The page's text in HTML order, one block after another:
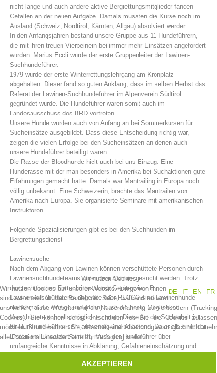
Bergrettungsstellen
nicht lange und auch andere aktive Bergrettungsmitglieder fanden
Gefallen an der neuen Aufgabe. Damals mussten die Kurse noch im
Ausland (Schweiz, Nordtirol, Kärnten, Allgäu) absolviert werden.
In den Anfangsjahren bestand unsere Gruppe aus 11 Hundeführern,
die mit ihren treuen Vierbeinern bei immer mehr Einsätzen angefordert
wurden. Marius Eccli wurde der erste Gruppenleiter der Lawinen-
Suchhundeführer.
1979 wurde der erste Winterrettungslehrgang am Kronplatz
abgehalten. Dieser fand so guten Anklang, dass im selben Herbst das
Referat der Lawinen-Suchhundeführer im Alpenverein Südtirol
gegründet wurde. Die Hundeführer waren somit auch im
Landesausschuss des BRD vertreten.
Unsere Hunde wurden auch von Anfang an bei Sommerkursen für
Sucheinsätze ausgebildet. Dass diese Entscheidung richtig war,
zeigen die vielen Erfolge bei den Sucheinsätzen an denen auch
unsere Hundeführer beteiligt waren.
Die Rasse der Bloodhunde hielt auch bei uns Einzug. Eine
Hunderasse mit der man besonders in Amerika bei Suchaktionen gute
Erfahrungen gemacht hatte. Damals war Mantrailing in Europa noch
völlig unbekannt. Eine Schweizerin, brachte das Mantrailen von
Amerika nach Europa. Sie organisierte Seminare mit amerikanischen
Instruktoren.
Folgende Spezialisierungen gibt es bei den Suchhunden im
Bergrettungsdienst
Lawinensuche
Nach dem Abgang von Lawinen können verschüttete Personen durch
Lawinensuchhundeteams unter dem Schnee gesucht werden. Trotz
des technischen Fortschrittes durch Geräte wie z.B.
Lawinenverschüttetensuchgeräte oder RECCO sind Lawinenhunde
manchmal die einzige und (dann) auch die beste Möglichkeit,
Verschüttete schnellstmöglich zu orten. Diese Art der Sucharbeit ist
für Hund und Führer sehr aufwendig und belastend. Da er als einer der
Ersten am Einsatzort eintrifft, muss der Hundeführer über
umfangreiche Kenntnisse in Abklärung, Gefahreneinschätzung und
Hunden, Sondierketten, LVS-Suchteams und anderen störenden
Wir nutzen Cookies
DE
IT EN FR
Wir nutzen Cookies auf unserer Website. Einige von ihnen
sind essenziell für den Betrieb der Seite, während andere
uns helfen, diese Website und die Nutzererfahrung zu verbessern (Tracking
Cookies). Sie können selbst entscheiden, ob Sie die Cookies zulassen
möchten. Bitte beachten Sie, dass bei einer Ablehnung womöglich nicht mehr
alle Funktionalitäten der Seite zur Verfügung stehen.
AKZEPTIEREN